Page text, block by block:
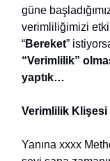
güne
verimliliğimizi
“Bereket”
“Verimlilik”
yaptık…
Verimlilik Klişesi
Yanına xxxx